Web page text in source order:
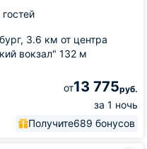
3.6 км от центра
вокзал" 132 м
от13 775руб.
за 1 ночь
Получите689 бонусов